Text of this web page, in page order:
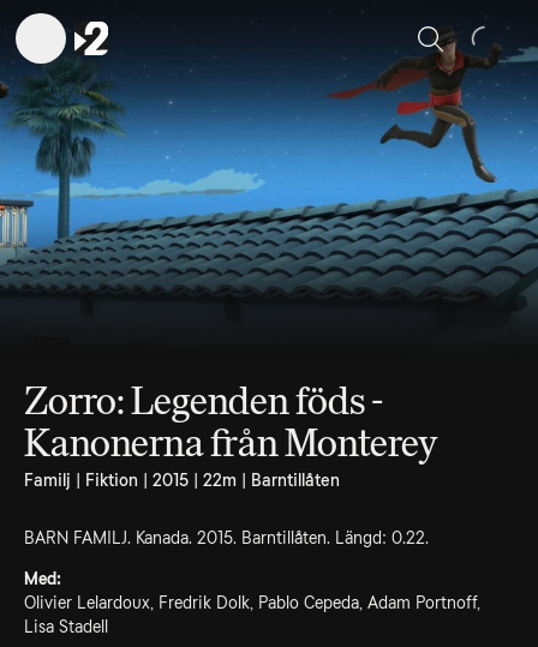
Sök
Zorro: Legenden föds -
Kanonerna från Monterey
Familj | Fiktion | 2015 | 22m | Barntillåten
BARN FAMILJ. Kanada. 2015. Barntillåten. Längd: 0.22.
Med:
Olivier Lelardoux, Fredrik Dolk, Pablo Cepeda, Adam Portnoff,
Lisa Stadell